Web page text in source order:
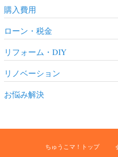
購入費用
ローン・税金
リフォーム・DIY
リノベーション
お悩み解決
ちゅうこマ！トップ